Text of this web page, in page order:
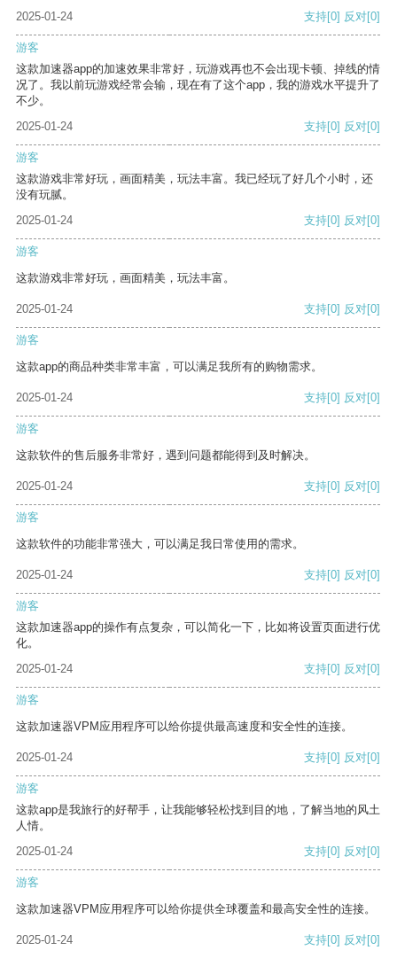
2025-01-24 支持[0] 反对[0]
游客
这款加速器app的加速效果非常好，玩游戏再也不会出现卡顿、掉线的情
况了。我以前玩游戏经常会输，现在有了这个app，我的游戏水平提升了
不少。
2025-01-24
支持[0] 反对[0]
游客
这款游戏非常好玩，画面精美，玩法丰富。我已经玩了好几个小时，还
没有玩腻。
2025-01-24
支持[0] 反对[0]
游客
这款游戏非常好玩，画面精美，玩法丰富。
2025-01-24 支持[0] 反对[0]
游客
这款app的商品种类非常丰富，可以满足我所有的购物需求。
2025-01-24 支持[0] 反对[0]
游客
这款软件的售后服务非常好，遇到问题都能得到及时解决。
2025-01-24 支持[0] 反对[0]
游客
这款软件的功能非常强大，可以满足我日常使用的需求。
2025-01-24 支持[0] 反对[0]
游客
这款加速器app的操作有点复杂，可以简化一下，比如将设置页面进行优
化。
2025-01-24
支持[0] 反对[0]
游客
这款加速器VPM应用程序可以给你提供最高速度和安全性的连接。
2025-01-24 支持[0] 反对[0]
游客
这款app是我旅行的好帮手，让我能够轻松找到目的地，了解当地的风土
人情。
2025-01-24
支持[0] 反对[0]
游客
这款加速器VPM应用程序可以给你提供全球覆盖和最高安全性的连接。
2025-01-24 支持[0] 反对[0]